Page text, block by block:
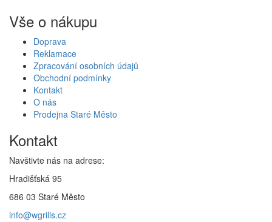
Vše o nákupu
Doprava
Reklamace
Zpracování osobních údajů
Obchodní podmínky
Kontakt
O nás
Prodejna Staré Město
Kontakt
Navštivte nás na adrese:
Hradišťská 95
686 03 Staré Město
info@wgrills.cz